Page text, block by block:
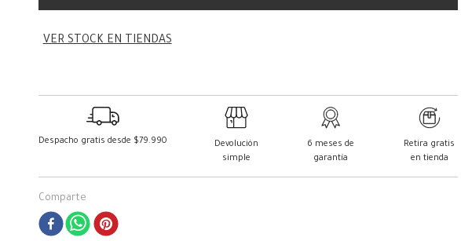
VER STOCK EN TIENDAS
Despacho gratis desde $79.990
Devolución
simple
6 meses de
garantía
Retira gratis
en tienda
Comparte